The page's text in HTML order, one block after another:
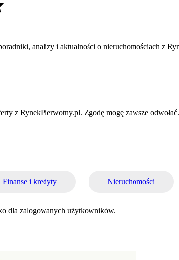
analizy i aktualności o nieruchomościach z
z RynekPierwotny.pl. Zgodę mogę zawsze odwołać.
Finanse i kredyty Nieruchomości
dla zalogowanych użytkowników.